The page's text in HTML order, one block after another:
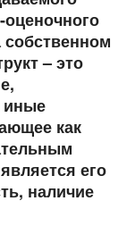
– это
иные
как
его
наличие